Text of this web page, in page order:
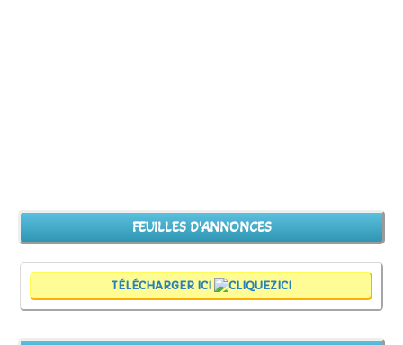
FEUILLES D'ANNONCES
TÉLÉCHARGER ICI